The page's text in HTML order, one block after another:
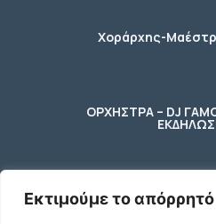
Εκτιμούμε το
Χοράρχης-
ΟΡΧΗΣΤΡΑ – DJ
φύλακας –